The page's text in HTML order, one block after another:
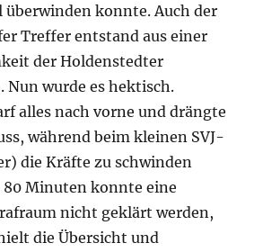
überwinden konnte. Auch der
Treffer entstand aus einer
der Holdenstedter
Nun wurde es hektisch.
alles nach vorne und drängte
während beim kleinen SVJ-
die Kräfte zu schwinden
80 Minuten konnte eine
nicht geklärt werden,
die Übersicht und